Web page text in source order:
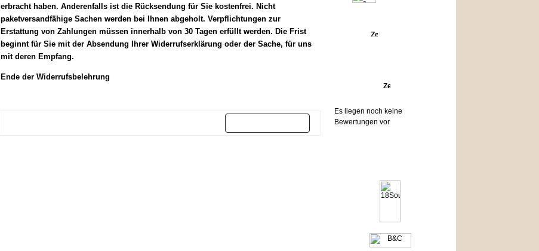
erbracht haben. Anderenfalls ist die Rücksendung für Sie kostenfrei. Nicht
paketversandfähige Sachen werden bei Ihnen abgeholt. Verpflichtungen zur
Erstattung von Zahlungen müssen innerhalb von 30 Tagen erfüllt werden. Die Frist
beginnt für Sie mit der Absendung Ihrer Widerrufserklärung oder der Sache, für uns
mit deren Empfang.
Ende der Widerrufsbelehrung
Es liegen noch keine
Bewertungen vor